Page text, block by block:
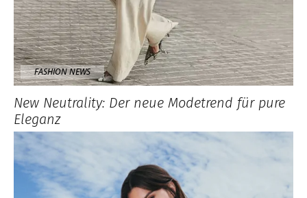
FASHION NEWS
New Neutrality: Der neue Modetrend für pure
Eleganz